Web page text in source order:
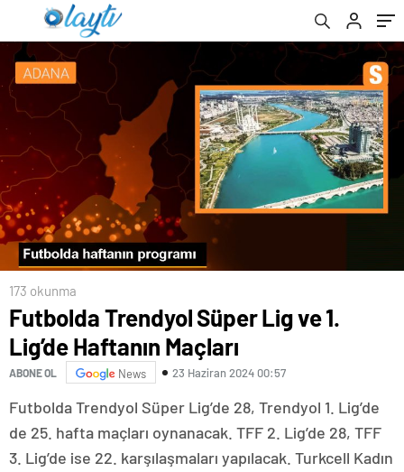
173 okunma
Futbolda Trendyol Süper Lig ve 1.
Lig’de Haftanın Maçları
ABONE OL News 23 Haziran 2024 00:57
Futbolda Trendyol Süper Lig’de 28, Trendyol 1. Lig’de
de 25. hafta maçları oynanacak. TFF 2. Lig’de 28, TFF
3. Lig’de ise 22. karşılaşmaları yapılacak. Turkcell Kadın